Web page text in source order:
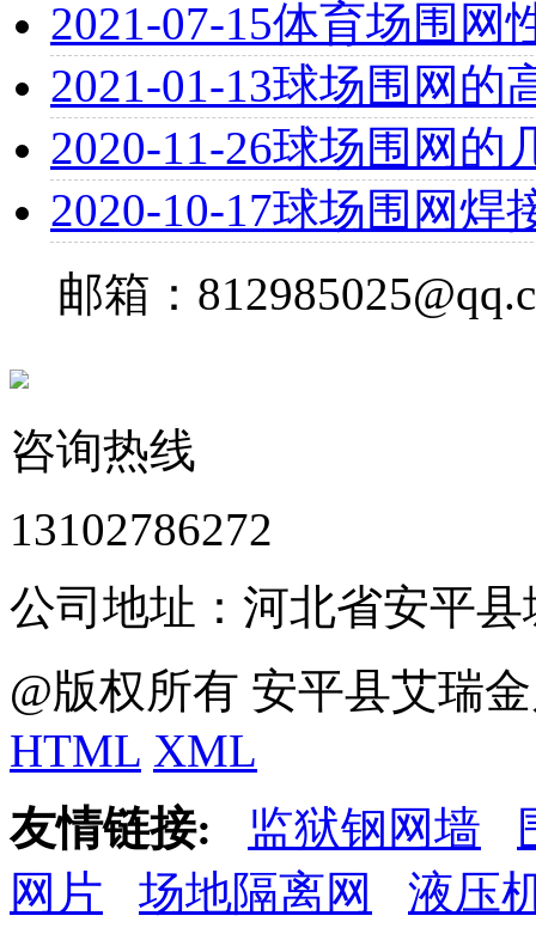
2021-07-15体育场围网
2021-01-13球场围网的
2020-11-26球场围网的
2020-10-17球场围网焊
邮箱：
咨询热线
13102786272
公司地址：河北省安平
@版权所有 安平县艾瑞
HTML XML
友情链接:
监狱钢网墙
网片
场地隔离网
液压